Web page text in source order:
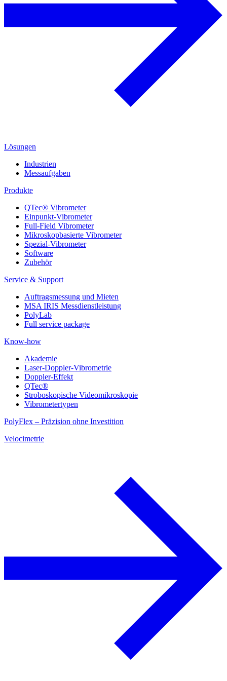
Lösungen
Industrien
Messaufgaben
Produkte
QTec® Vibrometer
Einpunkt-Vibrometer
Full-Field Vibrometer
Mikroskopbasierte Vibrometer
Spezial-Vibrometer
Software
Zubehör
Service & Support
Auftragsmessung und Mieten
MSA IRIS Messdienstleistung
PolyLab
Full service package
Know-how
Akademie
Laser-Doppler-Vibrometrie
Doppler-Effekt
QTec®
Stroboskopische Videomikroskopie
Vibrometertypen
PolyFlex – Präzision ohne Investition
Velocimetrie